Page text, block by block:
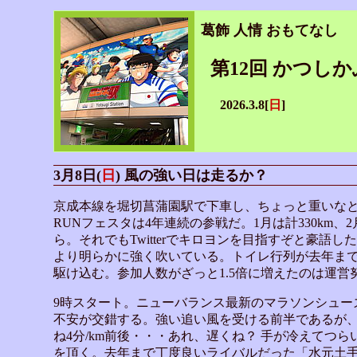
葛飾 人情 おもてなし
第12回 かつし
2026.3.8[ 日]
3月8日( 日) 風の強い日は走るか？
京成本線を堀切菖蒲園駅で下車し、ちょっと重いな
RUNフェスタは4年連続の参戦だ。1月は計330km、
ら。それでもTwitterでキロヨンを目指すぞと豪語し
より明らかに強く吹いている。トイレ行列が去年ま
駆け込む。参加人数がざっと1.5倍に増えたのは運営
9時スタート。ニューバランス最新のマラソンシュ
不安が交錯する。強い追い風を受ける前半であるが
ね4分/km前後・・・あれ、遅くね？ 手が冷えてつ
を頂く。去年まで丁度良いライバルだった「水元